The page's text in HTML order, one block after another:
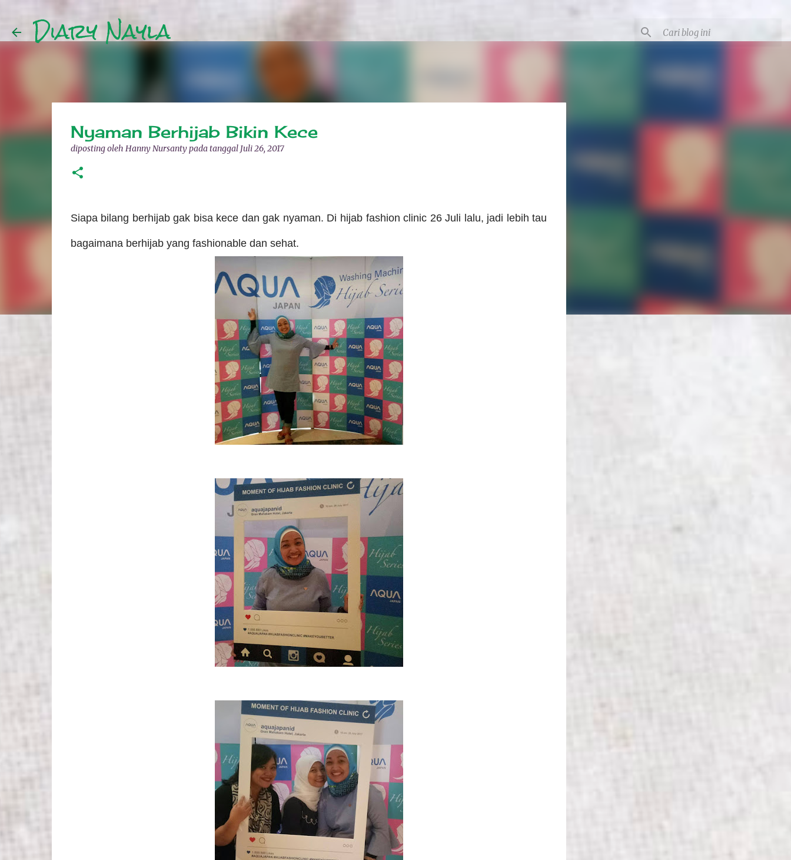
Diary Nayla
Nyaman Berhijab Bikin Kece
diposting oleh Hanny Nursantypada tanggal Juli 26, 2017
Siapa bilang berhijab gak bisa kece dan gak nyaman. Di hijab fashion clinic 26 Juli lalu, jadi lebih tau
bagaimana berhijab yang fashionable dan sehat.